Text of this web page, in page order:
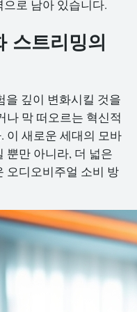
로 남아 있습니다.
스트리밍의
을 깊이 변화시킬 것을
나 막 떠오르는 혁신적
이 새로운 세대의 모바
뿐만 아니라, 더 넓은
오디오비주얼 소비 방